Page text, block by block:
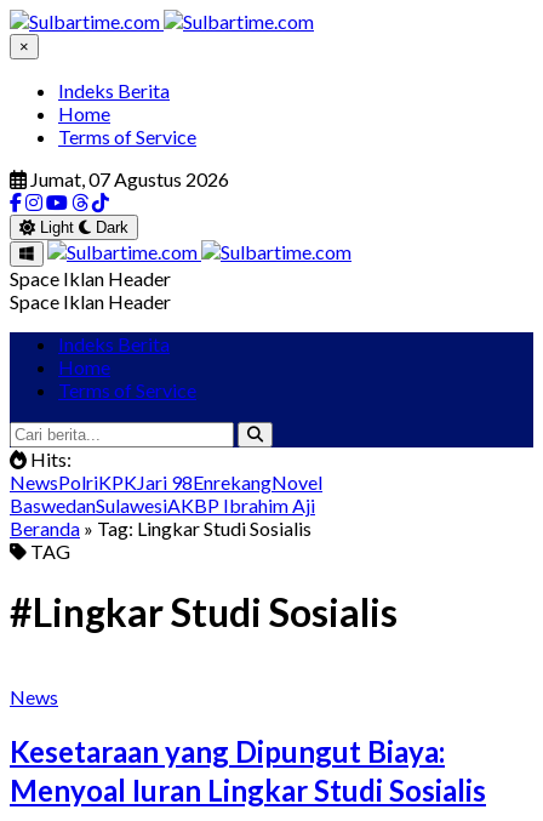
×
Indeks Berita
Home
Terms of Service
Jumat, 07 Agustus 2026
Light Dark
Space Iklan Header
Space Iklan Header
Indeks Berita
Home
Terms of Service
Hits:
NewsPolriKPKJari 98EnrekangNovel
BaswedanSulawesiAKBP Ibrahim Aji
Beranda » Tag: Lingkar Studi Sosialis
TAG
#Lingkar Studi Sosialis
News
Kesetaraan yang Dipungut Biaya:
Menyoal Iuran Lingkar Studi Sosialis